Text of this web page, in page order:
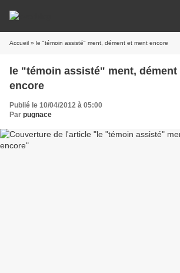
Accueil » le "témoin assisté" ment, dément et ment encore
le "témoin assisté" ment, dément
encore
Publié le 10/04/2012 à 05:00
Par pugnace